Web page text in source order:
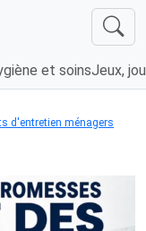
et soinsJeux,
d'entretien ménagers